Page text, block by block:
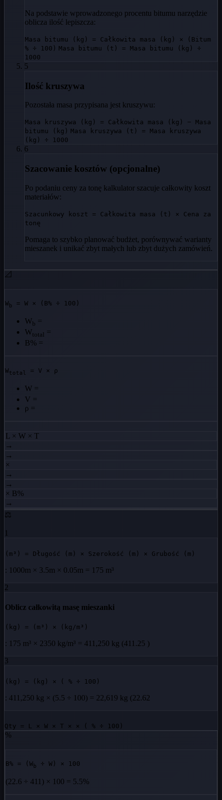
Na podstawie wprowadzonego procentu bitumu narzędzie
oblicza ilość lepiszcza:
Masa bitumu (kg) = Całkowita masa (kg) × (Bitum
% ÷ 100) Masa bitumu (t) = Masa bitumu (kg) ÷
1000
5
Ilość kruszywa
Pozostała masa przypisana jest kruszywu:
Masa kruszywa (kg) = Całkowita masa (kg) − Masa
bitumu (kg) Masa kruszywa (t) = Masa kruszywa
(kg) ÷ 1000
6
Szacowanie kosztów (opcjonalne)
Po podaniu ceny za tonę kalkulator szacuje całkowity koszt
materiałów:
Szacunkowy koszt = Całkowita masa (t) × Cena za
tonę
Pomaga to szybko planować budżet, porównywać warianty
mieszanek i unikać zbyt małych lub zbyt dużych zamówień.
📐
W b = W × (B% ÷ 100)
Wb =
Wtotal =
B% =
Wtotal = V × ρ
W =
V =
ρ =
L × W × T
→
→
×
→
→
× B%
→
⚖️
1
(m³) = Długość (m) × Szerokość (m) × Grubość (m)
: 1000m × 3.5m × 0.05m = 175 m³
2
Oblicz całkowitą masę mieszanki
(kg) = (m³) × (kg/m³)
: 175 m³ × 2350 kg/m³ = 411,250 kg (411.25 )
3
(kg) = (kg) × ( % ÷ 100)
: 411,250 kg × (5.5 ÷ 100) = 22,619 kg (22.62
Qty = L × W × T × × ( % ÷ 100)
%
B% = (W b ÷ W ) × 100
(22.6 ÷ 411) × 100 = 5.5%